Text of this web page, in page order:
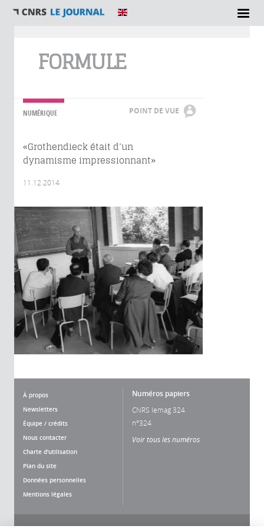
FORMULE
NUMÉRIQUE POINT DE VUE
«Grothendieck était d’un
dynamisme impressionnant»
11.12.2014
À propos
Newsletters
Équipe / crédits
Nous contacter
Charte d'utilisation
Plan du site
Données personnelles
Mentions légales
Numéros papiers
CNRS lemag 324
n°324
Voir tous les numéros